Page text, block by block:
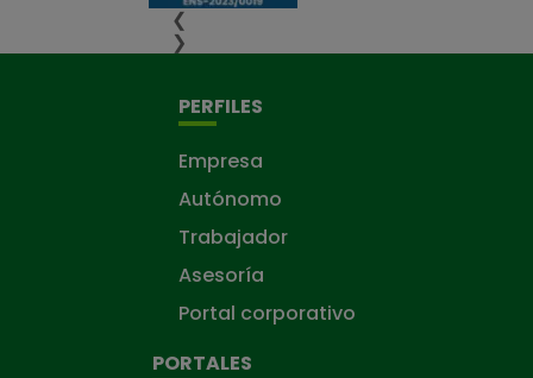
❮
❯
PERFILES
Empresa
Autónomo
Trabajador
Asesoría
Portal corporativo
PORTALES